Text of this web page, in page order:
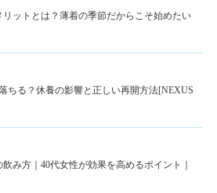
ットとは？薄着の季節だからこそ始めたい
ちる？休養の影響と正しい再開方法[NEXUS
み方｜40代女性が効果を高めるポイント｜